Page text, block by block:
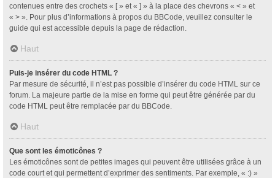
contenues entre des crochets « [ » et « ] » à la place des chevrons « < » et
« > ». Pour plus d’informations à propos du BBCode, veuillez consulter le
guide qui est accessible depuis la page de rédaction.
Haut
Puis-je insérer du code HTML ?
Par mesure de sécurité, il n’est pas possible d’insérer du code HTML sur ce
forum. La majeure partie de la mise en forme qui peut être générée par du
code HTML peut être remplacée par du BBCode.
Haut
Que sont les émoticônes ?
Les émoticônes sont de petites images qui peuvent être utilisées grâce à un
code court et qui permettent d’exprimer des sentiments. Par exemple, « :) »